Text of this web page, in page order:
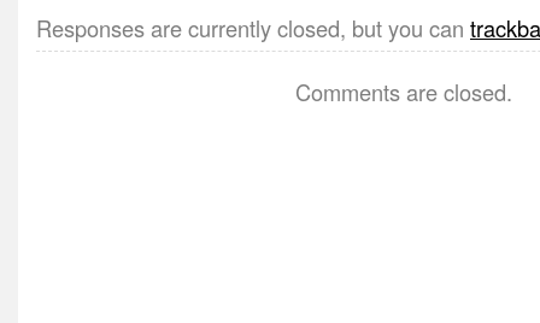
Responses are currently closed, but you can
Comments are closed.